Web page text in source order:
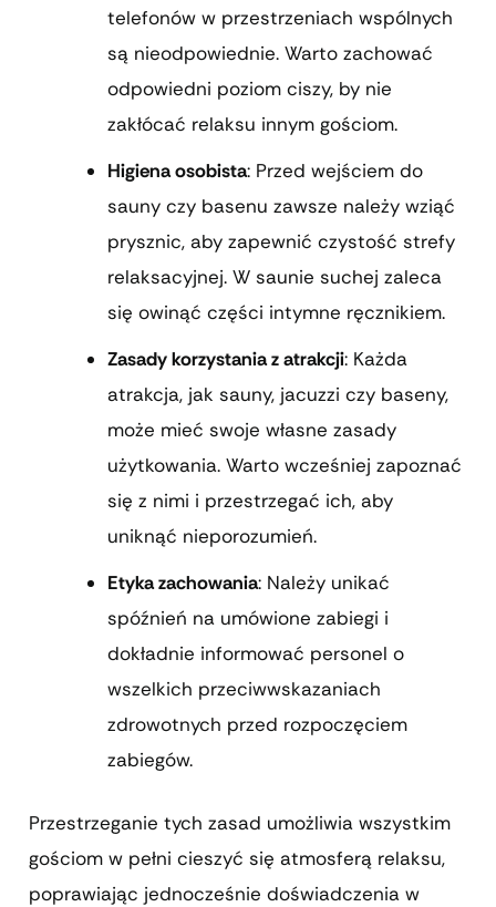
telefonów w przestrzeniach wspólnych
są nieodpowiednie. Warto zachować
odpowiedni poziom ciszy, by nie
zakłócać relaksu innym gościom.
Higiena osobista: Przed wejściem do
sauny czy basenu zawsze należy wziąć
prysznic, aby zapewnić czystość strefy
relaksacyjnej. W saunie suchej zaleca
się owinąć części intymne ręcznikiem.
Zasady korzystania z atrakcji: Każda
atrakcja, jak sauny, jacuzzi czy baseny,
może mieć swoje własne zasady
użytkowania. Warto wcześniej zapoznać
się z nimi i przestrzegać ich, aby
uniknąć nieporozumień.
Etyka zachowania: Należy unikać
spóźnień na umówione zabiegi i
dokładnie informować personel o
wszelkich przeciwwskazaniach
zdrowotnych przed rozpoczęciem
zabiegów.
Przestrzeganie tych zasad umożliwia wszystkim
gościom w pełni cieszyć się atmosferą relaksu,
poprawiając jednocześnie doświadczenia w